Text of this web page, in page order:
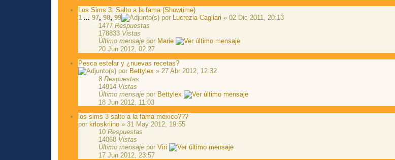
Los Sims 3: Salto a la fama (Showtime)
1 ...97,98,99 por Lucrezia Cagliari » 02 Dic 2011, 20:13
1477Respuestas
178833 Vistas
Último mensaje por Marie
20 Jun 2012, 02:27
Pesca estelar y ¿nuevas recetas?
por Bettylex » 27 Abr 2012, 12:32
8Respuestas
14914 Vistas
Último mensaje por Bettylex
18 Jun 2012, 11:03
los sims 3 salto a la fama mexico???
por krloskrlino » 31 May 2012, 19:55
10Respuestas
14068 Vistas
Último mensaje porViri
17 Jun 2012, 23:57